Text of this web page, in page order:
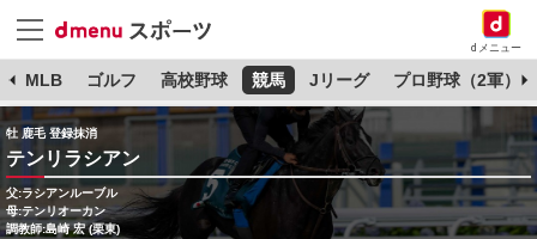
dメニュー
MLB ゴルフ 高校野球 競馬 Jリーグ プロ野球（2軍）
牡 鹿毛 登録抹消
テンリラシアン
父:ラシアンルーブル
母:テンリオーカン
調教師:島崎 宏 (栗東)